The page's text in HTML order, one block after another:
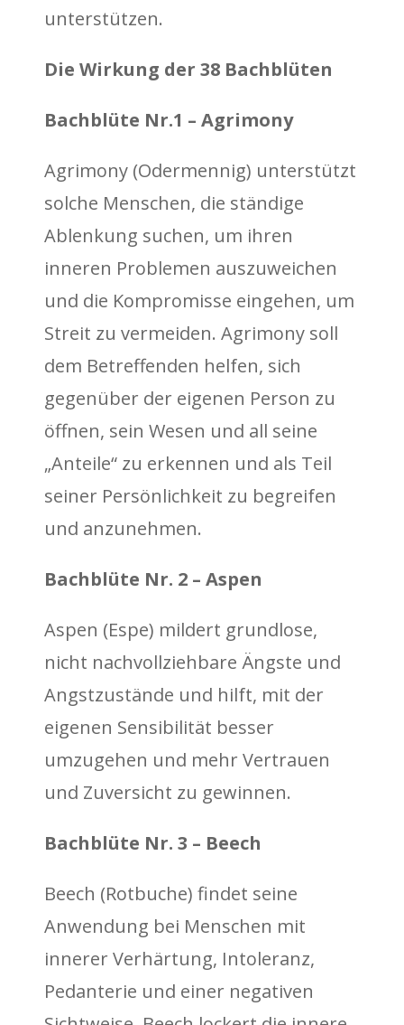
unterstützen.
Die Wirkung der 38 Bachblüten
Bachblüte Nr.1 – Agrimony
Agrimony (Odermennig) unterstützt
solche Menschen, die ständige
Ablenkung suchen, um ihren
inneren Problemen auszuweichen
und die Kompromisse eingehen, um
Streit zu vermeiden. Agrimony soll
dem Betreffenden helfen, sich
gegenüber der eigenen Person zu
öffnen, sein Wesen und all seine
„Anteile“ zu erkennen und als Teil
seiner Persönlichkeit zu begreifen
und anzunehmen.
Bachblüte Nr. 2 – Aspen
Aspen (Espe) mildert grundlose,
nicht nachvollziehbare Ängste und
Angstzustände und hilft, mit der
eigenen Sensibilität besser
umzugehen und mehr Vertrauen
und Zuversicht zu gewinnen.
Bachblüte Nr. 3 – Beech
Beech (Rotbuche) findet seine
Anwendung bei Menschen mit
innerer Verhärtung, Intoleranz,
Pedanterie und einer negativen